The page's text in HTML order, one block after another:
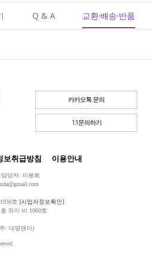
Q & A 교환·배송·반품
카카오톡 문의
1:1문의하기
보취급방침 이용안내
당자: 이봉희
호 [사업자정보확인]
와이 비 1060호
: 대영팬더)